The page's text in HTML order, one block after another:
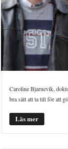
Caroline Bjarnevik,
bra sätt att ta till för att
Läs mer